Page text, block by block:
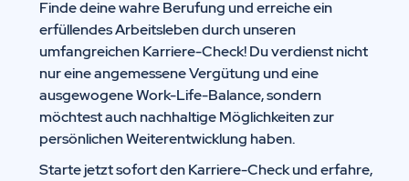
Finde deine wahre Berufung und erreiche ein
erfüllendes Arbeitsleben durch unseren
umfangreichen Karriere-Check! Du verdienst nicht
nur eine angemessene Vergütung und eine
ausgewogene Work-Life-Balance, sondern
möchtest auch nachhaltige Möglichkeiten zur
persönlichen Weiterentwicklung haben.
Starte jetzt sofort den Karriere-Check und erfahre,